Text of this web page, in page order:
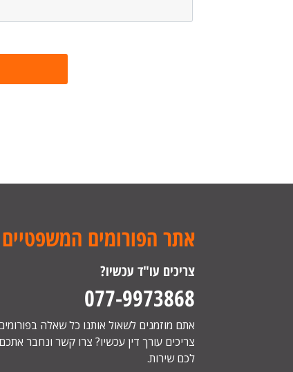
אתר הפורומים המשפטיים
צריכים עו"ד עכשיו?
077-9973868
אתם מוזמנים לשאול אותנו כל שאלה
צריכים עורך דין עכשיו? צרו קשר ונחבר
לכם שירות.